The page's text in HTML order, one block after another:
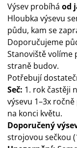
Výsev probíhá od
Hloubka výsevu
půdu, kam se
Doporučujeme
Stanoviště volíme
straně budov.
Potřebují
Seč: 1. rok častěji
výsevu 1–3x
na konci květu.
Doporučený
strojovou sečkou